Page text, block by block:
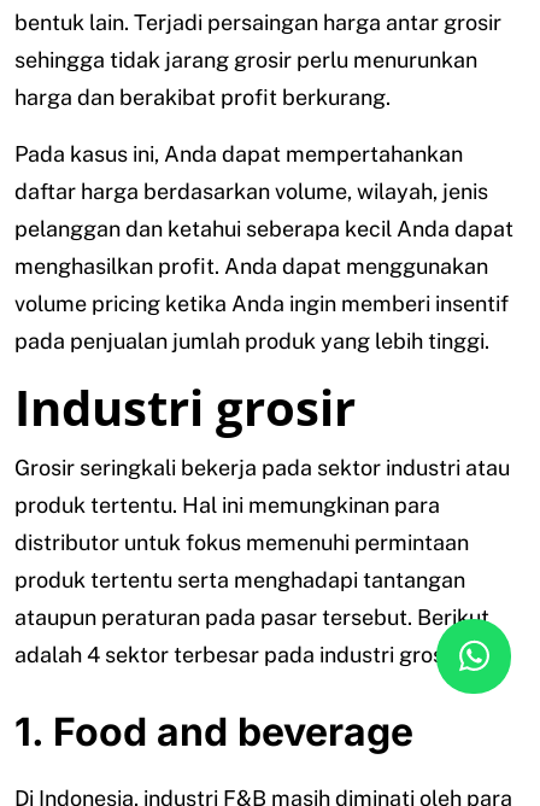
bentuk lain. Terjadi persaingan harga antar grosir
sehingga tidak jarang grosir perlu menurunkan
harga dan berakibat profit berkurang.
Pada kasus ini, Anda dapat mempertahankan
daftar harga berdasarkan volume, wilayah, jenis
pelanggan dan ketahui seberapa kecil Anda dapat
menghasilkan profit. Anda dapat menggunakan
volume pricing ketika Anda ingin memberi insentif
pada penjualan jumlah produk yang lebih tinggi.
Industri grosir
Grosir seringkali bekerja pada sektor industri atau
produk tertentu. Hal ini memungkinan para
distributor untuk fokus memenuhi permintaan
produk tertentu serta menghadapi tantangan
ataupun peraturan pada pasar tersebut. Berikut
adalah 4 sektor terbesar pada industri grosir:
1. Food and beverage
Di Indonesia, industri F&B masih diminati oleh para